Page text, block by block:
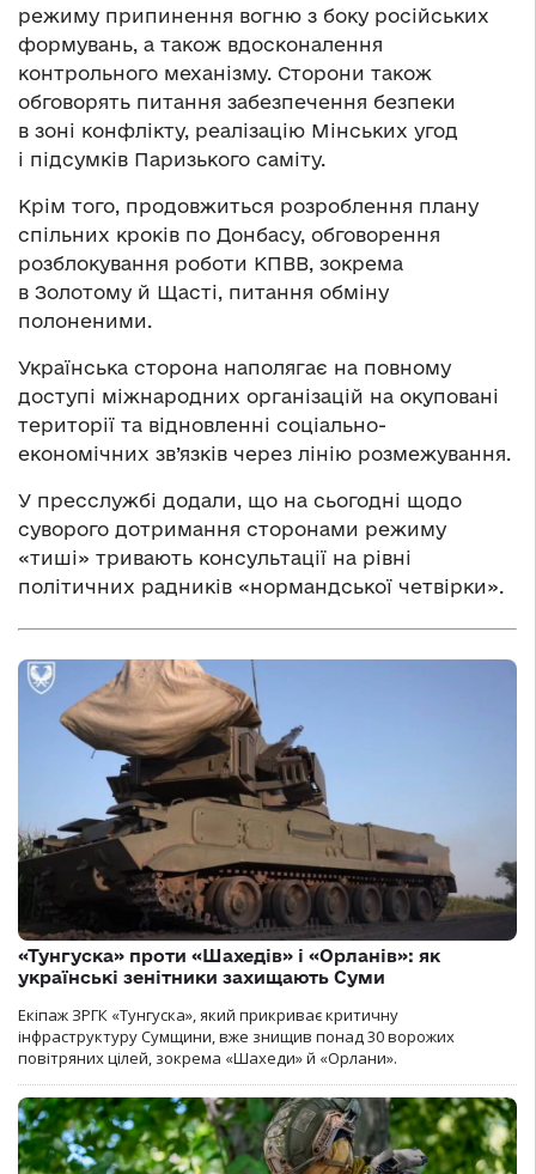
режиму припинення вогню з боку російських
формувань, а також вдосконалення
контрольного механізму. Сторони також
обговорять питання забезпечення безпеки
в зоні конфлікту, реалізацію Мінських угод
і підсумків Паризького саміту.
Крім того, продовжиться розроблення плану
спільних кроків по Донбасу, обговорення
розблокування роботи КПВВ, зокрема
в Золотому й Щасті, питання обміну
полоненими.
Українська сторона наполягає на повному
доступі міжнародних організацій на окуповані
території та відновленні соціально-
економічних зв’язків через лінію розмежування.
У пресслужбі додали, що на сьогодні щодо
суворого дотримання сторонами режиму
«тиші» тривають консультації на рівні
політичних радників «нормандської четвірки».
«Тунгуска» проти «Шахедів» і «Орланів»: як
українські зенітники захищають Суми
Екіпаж ЗРГК «Тунгуска», який прикриває критичну
інфраструктуру Сумщини, вже знищив понад 30 ворожих
повітряних цілей, зокрема «Шахеди» й «Орлани».